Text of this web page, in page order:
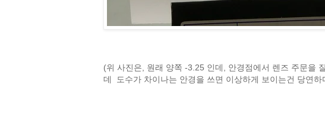
(위 사진은, 원래 양쪽 -3.25 인데, 안경점에서 렌즈 주문을
데 도수가 차이나는 안경을 쓰면 이상하게 보이는건 당연하